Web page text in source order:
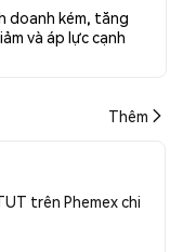
doanh kém, tăng
và áp lực cạnh
Thêm
trên Phemex chi